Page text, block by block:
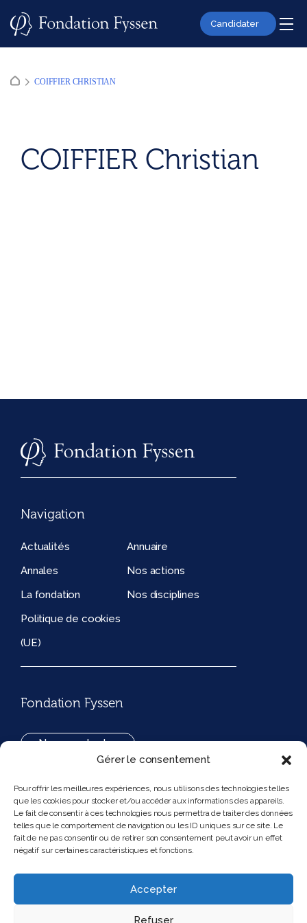
Gérer le consentement
Pour offrir les meilleures expériences, nous utilisons des technologies telles
que les cookies pour stocker et/ou accéder aux informations des appareils.
Le fait de consentir à ces technologies nous permettra de traiter des données
telles que le comportement de navigation ou les ID uniques sur ce site. Le
fait de ne pas consentir ou de retirer son consentement peut avoir un effet
négatif sur certaines caractéristiques et fonctions.
Accepter
Refuser
Candidater
COIFFIER CHRISTIAN
COIFFIER Christian
Navigation
Actualités
Annuaire
Annales
Nos actions
La fondation
Nos disciplines
Politique de cookies
(UE)
Fondation Fyssen
Nous contacter
194, rue de Rivoli 75001 Paris France
Nous suivre